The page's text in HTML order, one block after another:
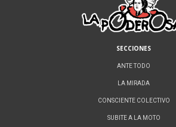
SECCIONES
ANTE TODO
LA MIRADA
CONSCIENTE COLECTIVO
SUBITE A LA MOTO